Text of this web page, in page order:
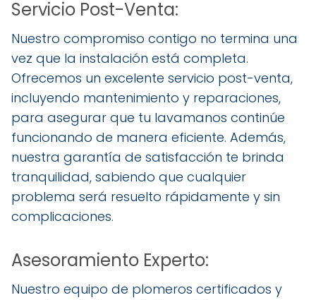
Servicio Post-Venta:
Nuestro compromiso contigo no termina una
vez que la instalación está completa.
Ofrecemos un excelente servicio post-venta,
incluyendo mantenimiento y reparaciones,
para asegurar que tu lavamanos continúe
funcionando de manera eficiente. Además,
nuestra garantía de satisfacción te brinda
tranquilidad, sabiendo que cualquier
problema será resuelto rápidamente y sin
complicaciones.
Asesoramiento Experto:
Nuestro equipo de plomeros certificados y